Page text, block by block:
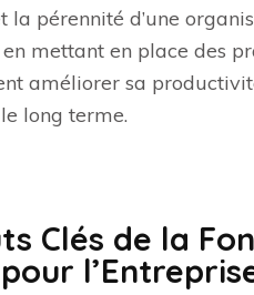
pérennité d’une
mettant en place des
améliorer sa
long terme.
Clés de la